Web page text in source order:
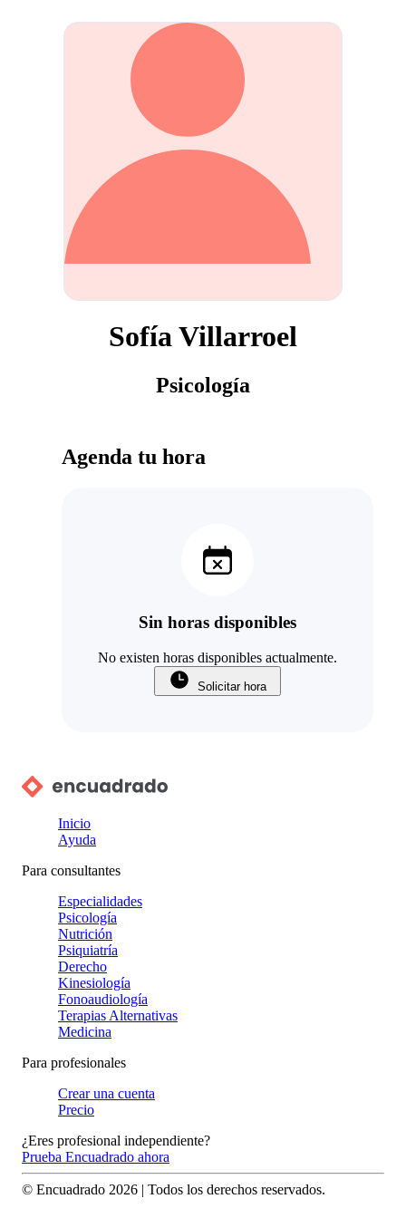
Sofía Villarroel
Psicología
Agenda tu hora
Sin horas disponibles
No existen horas disponibles actualmente.
Solicitar hora
Inicio
Ayuda
Para consultantes
Especialidades
Psicología
Nutrición
Psiquiatría
Derecho
Kinesiología
Fonoaudiología
Terapias Alternativas
Medicina
Para profesionales
Crear una cuenta
Precio
¿Eres profesional independiente?
Prueba Encuadrado ahora
© Encuadrado 2026 | Todos los derechos reservados.